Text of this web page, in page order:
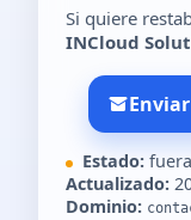
Si quiere
INCloud
Estado:
Actualizado:
Dominio: